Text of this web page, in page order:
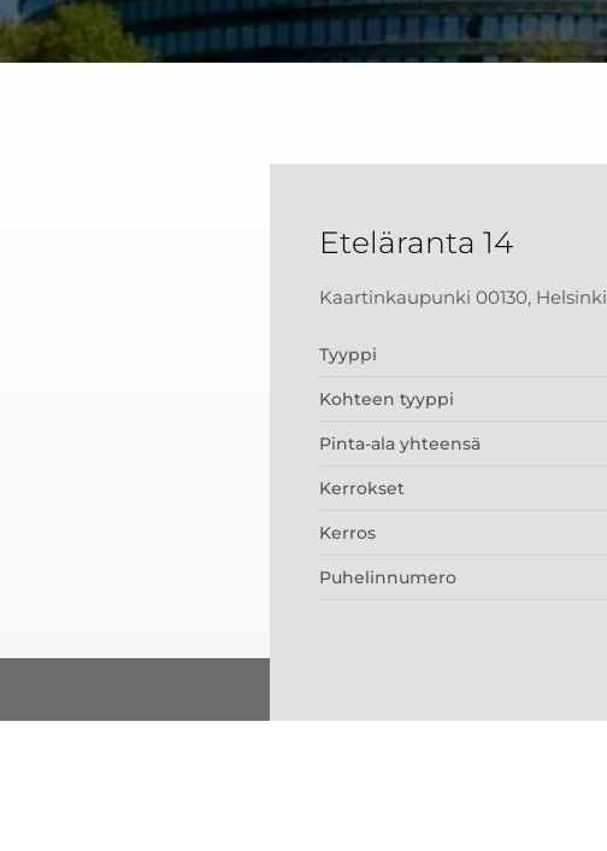
Eteläranta 14
Kaartinkaupunki 00130, Helsinki
Tyyppi
Kohteen tyyppi
Pinta-ala yhteensä
Kerrokset
Kerros
Puhelinnumero